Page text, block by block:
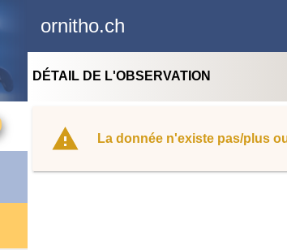
ornitho.ch
DÉTAIL DE L'OBSERVATION
La donnée n'existe pas/plus